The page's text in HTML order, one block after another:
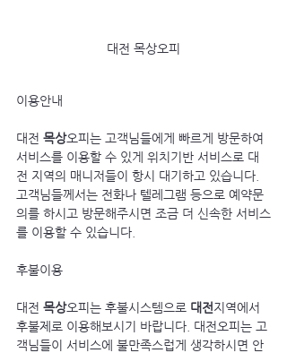
대전 목상오피
이용안내
대전 목상오피는 고객님들에게 빠르게 방문하여
서비스를 이용할 수 있게 위치기반 서비스로 대
전 지역의 매니저들이 항시 대기하고 있습니다.
고객님들께서는 전화나 텔레그램 등으로 예약문
의를 하시고 방문해주시면 조금 더 신속한 서비스
를 이용할 수 있습니다.
후불이용
대전 목상오피는 후불시스템으로 대전지역에서
후불제로 이용해보시기 바랍니다. 대전오피는 고
객님들이 서비스에 불만족스럽게 생각하시면 안